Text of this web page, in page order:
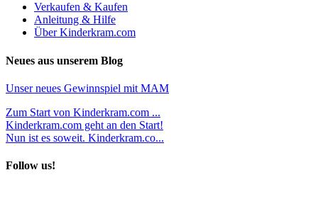
Verkaufen & Kaufen
Anleitung & Hilfe
Über Kinderkram.com
Neues aus unserem Blog
Unser neues Gewinnspiel mit MAM
Zum Start von Kinderkram.com ...
Kinderkram.com geht an den Start!
Nun ist es soweit. Kinderkram.co...
Follow us!